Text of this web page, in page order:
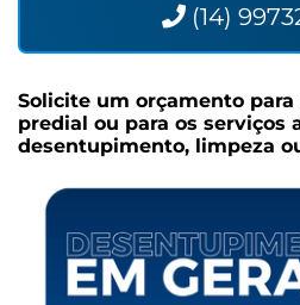
(14)
Solicite um orçamento para
predial ou para os serviços
desentupimento, limpeza